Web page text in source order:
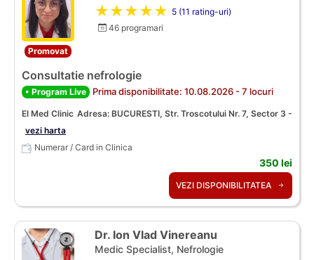
Promovat
★★★★★ 5 (11 rating-uri)
46 programari
Consultatie nefrologie
• Program Live Prima disponibilitate: 10.08.2026 - 7 locuri
El Med Clinic Adresa: BUCURESTI, Str. Troscotului Nr. 7, Sector 3 -
vezi harta
Numerar / Card in Clinica
350 lei
VEZI DISPONIBILITATEA
Dr. Ion Vlad Vinereanu
Medic Specialist, Nefrologie